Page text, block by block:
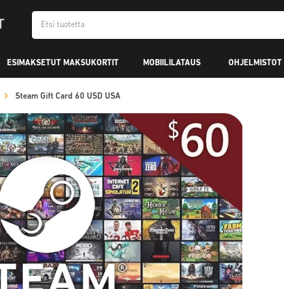
ESIMAKSETUT MAKSUKORTIT MOBIILILATAUS OHJELMISTOT
Steam Gift Card 60 USD USA